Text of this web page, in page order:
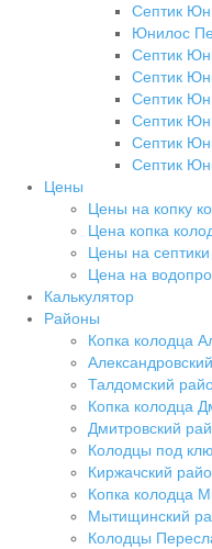
Септик
Юнилос
Септик
Септик
Септик
Септик
Септик
Септик
Цены
Цены на копку
Цена копка
Цены на септики
Цена на
Калькулятор
Районы
Копка колодца
Талдомский
Копка колодца
Дмитровский
Колодцы под
Киржачский
Копка колодца
Мытищинский
Колодцы